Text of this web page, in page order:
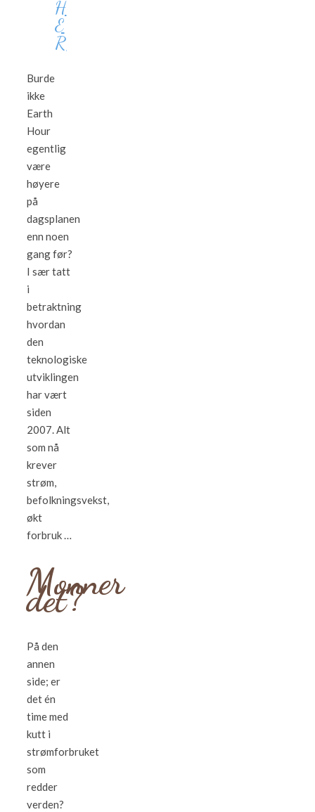
H
E
R
Burde
ikke
Earth
Hour
egentlig
være
høyere
på
dagsplanen
enn noen
gang før?
I sær tatt
i
betraktning
hvordan
den
teknologiske
utviklingen
har vært
siden
2007. Alt
som nå
krever
strøm,
befolkningsvekst,
økt
forbruk …
Monner
det?
På den
annen
side; er
det én
time med
kutt i
strømforbruket
som
redder
verden?